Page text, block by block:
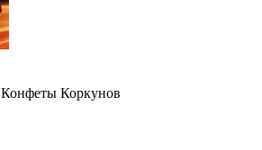
Конфеты Коркунов